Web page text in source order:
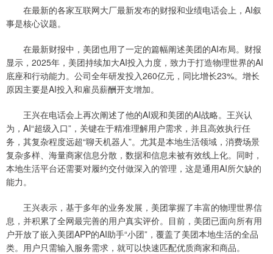
在最新的各家互联网大厂最新发布的财报和业绩电话会上，AI叙
事是核心议题。
在最新财报中，美团也用了一定的篇幅阐述美团的AI布局。财报
显示，2025年，美团持续加大AI投入力度，致力于打造物理世界的AI
底座和行动能力。公司全年研发投入260亿元，同比增长23%。增长
原因主要是AI投入和雇员薪酬开支增加。
王兴在电话会上再次阐述了他的AI观和美团的AI战略。王兴认
为，AI“超级入口”，关键在于精准理解用户需求，并且高效执行任
务，其复杂程度远超“聊天机器人”。尤其是本地生活领域，消费场景
复杂多样、海量商家信息分散，数据和信息未被有效线上化。同时，
本地生活平台还需要对履约交付做深入的管理，这是通用AI所欠缺的
能力。
王兴表示，基于多年的业务发展，美团掌握了丰富的物理世界信
息，并积累了全网最完善的用户真实评价。目前，美团已面向所有用
户开放了嵌入美团APP的AI助手“小团”，覆盖了美团本地生活的全品
类。用户只需输入服务需求，就可以快速匹配优质商家和商品。